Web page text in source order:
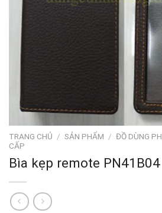
TRANG CHỦ / SẢN PHẨM / ĐỒ DÙNG
CẤP
Bìa kẹp remote PN41B04